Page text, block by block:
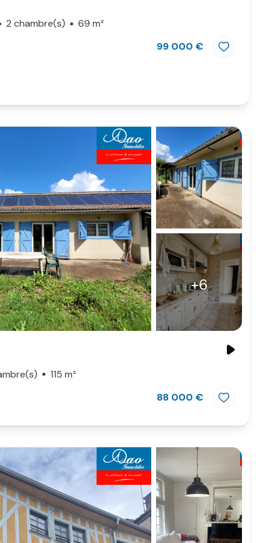
2 chambre(s)
69 m²
99 000 €
+6
115 m²
88 000 €